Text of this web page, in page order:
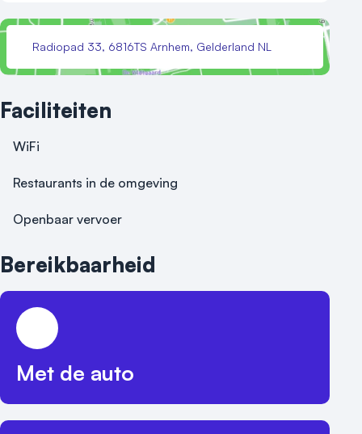
Radiopad 33, 6816TS Arnhem, Gelderland NL
Faciliteiten
WiFi
Restaurants in de omgeving
Openbaar vervoer
Bereikbaarheid
Met de auto